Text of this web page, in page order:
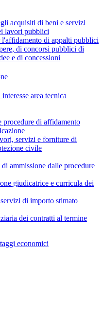
acquisiti di beni e servizi
lavori pubblici
di appalti pubblici
di concorsi pubblici di
e di concessioni
area tecnica
di affidamento
servizi e forniture di
civile
ammissione dalle procedure
giudicatrice e curricula dei
di importo stimato
dei contratti al termine
economici